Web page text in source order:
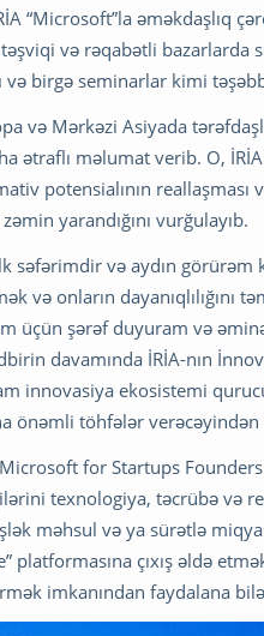
“Microsoft”la əməkdaşlıq
və rəqabətli bazarlarda
və birgə seminarlar kimi
və Mərkəzi Asiyada
ətraflı məlumat verib. O,
potensialının reallaşması
yarandığını vurğulayıb.
səfərimdir və aydın
və onların dayanıqlılığını
üçün şərəf duyuram və
davamında İRİA-nın
innovasiya ekosistemi
önəmli töhfələr
for Startups
texnologiya, təcrübə və
məhsul və ya sürətlə
platformasına çıxış əldə
imkanından faydalana